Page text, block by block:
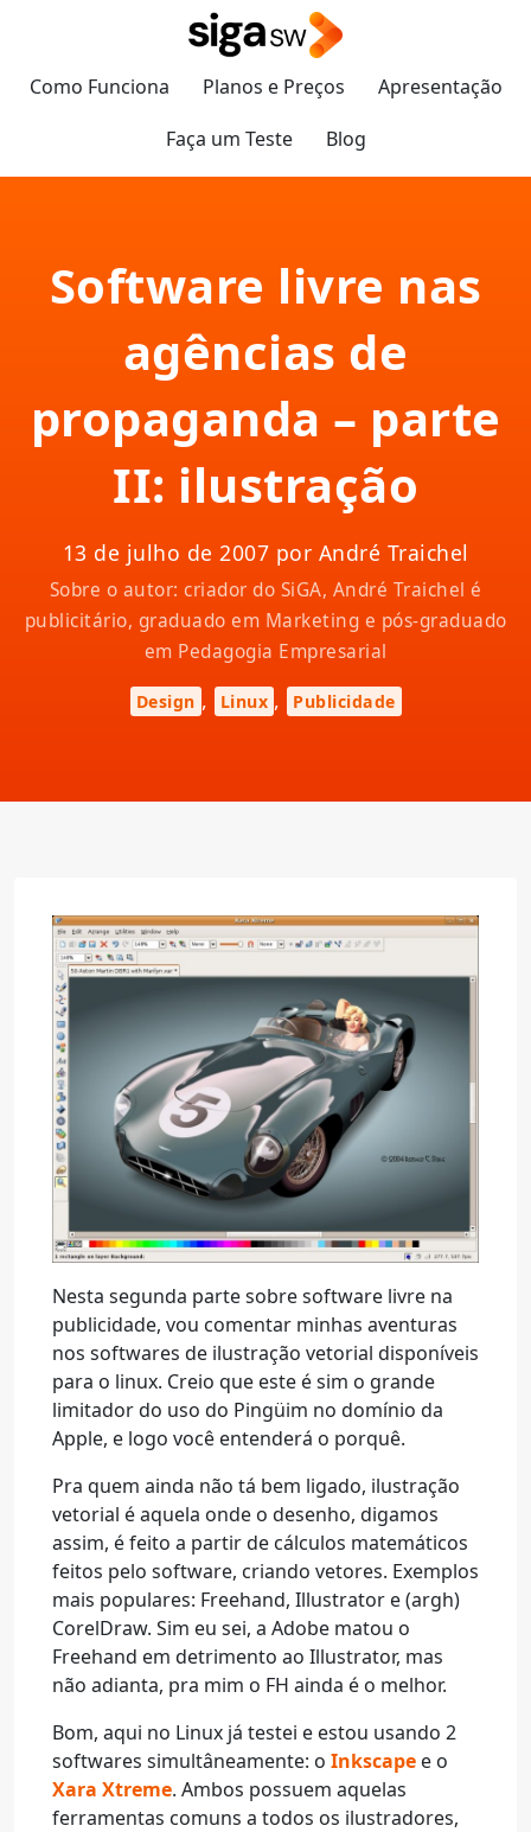
Como Funciona Planos e Preços
Apresentação
Faça um Teste
Blog
Software livre nas
agências de
propaganda – parte
II: ilustração
13 de julho de 2007 por André Traichel
Sobre o autor: criador do SiGA, André Traichel é
publicitário, graduado em Marketing e pós-graduado
em Pedagogia Empresarial
Design , Linux , Publicidade
Nesta segunda parte sobre software livre na
publicidade, vou comentar minhas aventuras
nos softwares de ilustração vetorial disponíveis
para o linux. Creio que este é sim o grande
limitador do uso do Pingüim no domínio da
Apple, e logo você entenderá o porquê.
Pra quem ainda não tá bem ligado, ilustração
vetorial é aquela onde o desenho, digamos
assim, é feito a partir de cálculos matemáticos
feitos pelo software, criando vetores. Exemplos
mais populares: Freehand, Illustrator e (argh)
CorelDraw. Sim eu sei, a Adobe matou o
Freehand em detrimento ao Illustrator, mas
não adianta, pra mim o FH ainda é o melhor.
Bom, aqui no Linux já testei e estou usando 2
softwares simultâneamente: o Inkscape e o
Xara Xtreme. Ambos possuem aquelas
ferramentas comuns a todos os ilustradores,